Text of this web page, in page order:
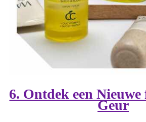
6. Ontdek een Nieuwe
Geur